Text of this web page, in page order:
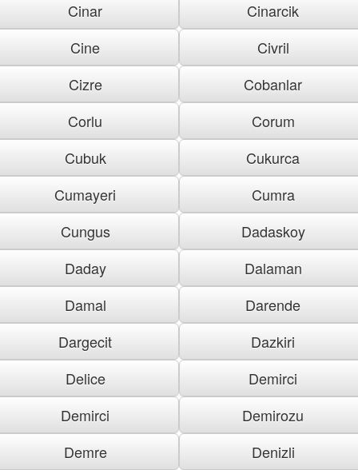
Cinar
Cinarcik
Cine
Civril
Cizre
Cobanlar
Corlu
Corum
Cubuk
Cukurca
Cumayeri
Cumra
Cungus
Dadaskoy
Daday
Dalaman
Damal
Darende
Dargecit
Dazkiri
Delice
Demirci
Demirci
Demirozu
Demre
Denizli